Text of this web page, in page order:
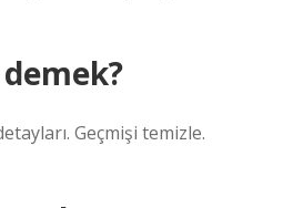
Geçmişi temizle.